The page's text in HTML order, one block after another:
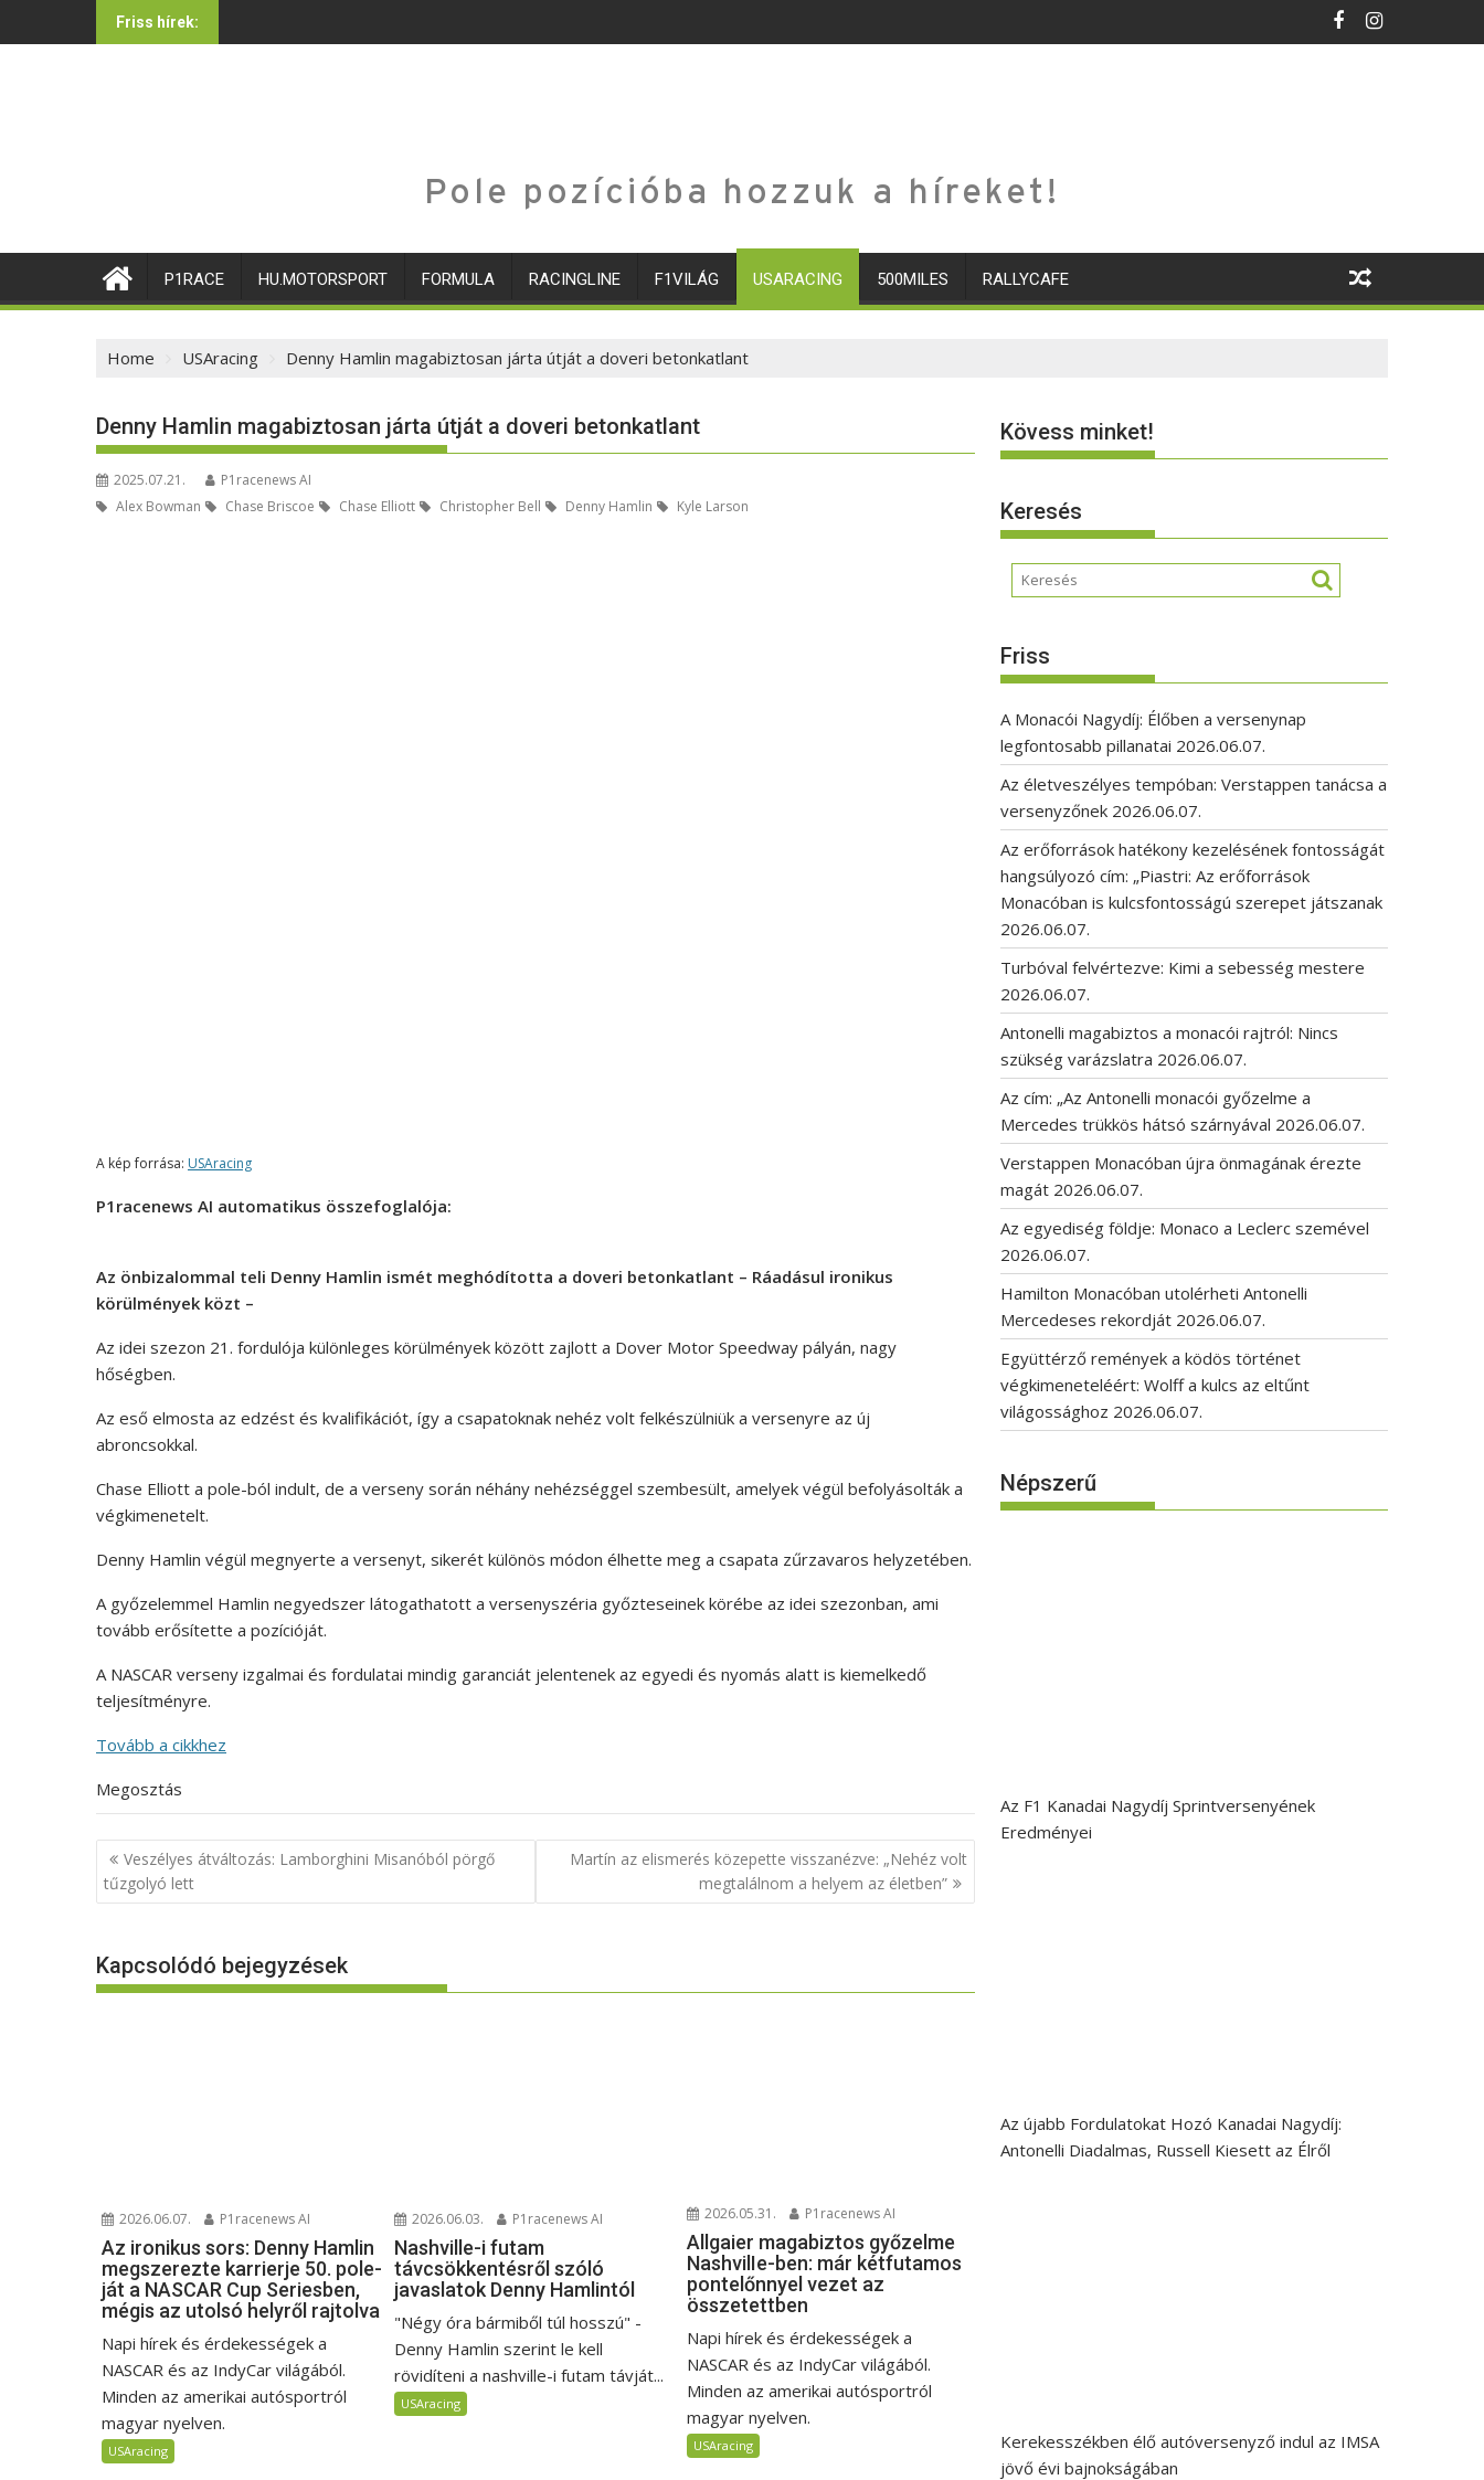
to
Friss hírek:
Pole pozícióba hozzuk a híreket!
P1RACE HU.MOTORSPORT FORMULA RACINGLINE F1VILÁG USARACING 500MILES RALLYCAFE
Home USAracing Denny Hamlin magabiztosan járta útját a doveri betonkatlant
Denny Hamlin magabiztosan járta útját a doveri betonkatlant
2025.07.21.
P1racenews AI
Alex Bowman
Chase Briscoe Chase Elliott Christopher Bell Denny Hamlin Kyle Larson
A kép forrása: USAracing
P1racenews AI automatikus összefoglalója:
Az önbizalommal teli Denny Hamlin ismét meghódította a doveri betonkatlant – Ráadásul ironikus
körülmények közt –
Az idei szezon 21. fordulója különleges körülmények között zajlott a Dover Motor Speedway pályán, nagy
hőségben.
Az eső elmosta az edzést és kvalifikációt, így a csapatoknak nehéz volt felkészülniük a versenyre az új
abroncsokkal.
Chase Elliott a pole-ból indult, de a verseny során néhány nehézséggel szembesült, amelyek végül befolyásolták a
végkimenetelt.
Denny Hamlin végül megnyerte a versenyt, sikerét különös módon élhette meg a csapata zűrzavaros helyzetében.
A győzelemmel Hamlin negyedszer látogathatott a versenyszéria győzteseinek körébe az idei szezonban, ami
tovább erősítette a pozícióját.
A NASCAR verseny izgalmai és fordulatai mindig garanciát jelentenek az egyedi és nyomás alatt is kiemelkedő
teljesítményre.
Tovább a cikkhez
Megosztás
Bejegyzés
navigáció
Veszélyes átváltozás: Lamborghini Misanóból pörgő
tűzgolyó lett
Martín az elismerés közepette visszanézve: „Nehéz volt
megtalálnom a helyem az életben”
Kapcsolódó bejegyzések
2026.06.07. P1racenews AI
Az ironikus sors: Denny Hamlin
megszerezte karrierje 50. pole-
ját a NASCAR Cup Seriesben,
mégis az utolsó helyről rajtolva
Napi hírek és érdekességek a
NASCAR és az IndyCar világából.
Minden az amerikai autósportról
magyar nyelven.
USAracing
2026.06.03. P1racenews AI
Nashville-i futam
távcsökkentésről szóló
javaslatok Denny Hamlintól
"Négy óra bármiből túl hosszú" -
Denny Hamlin szerint le kell
rövidíteni a nashville-i futam távját...
USAracing
2026.05.31. P1racenews AI
Allgaier magabiztos győzelme
NashvilIe-ben: már kétfutamos
pontelőnnyel vezet az
összetettben
Napi hírek és érdekességek a
NASCAR és az IndyCar világából.
Minden az amerikai autósportról
magyar nyelven.
USAracing
Kövess minket!
Keresés
Friss
A Monacói Nagydíj: Élőben a versenynap
legfontosabb pillanatai 2026.06.07.
Az életveszélyes tempóban: Verstappen tanácsa a
versenyzőnek 2026.06.07.
Az erőforrások hatékony kezelésének fontosságát
hangsúlyozó cím: „Piastri: Az erőforrások
Monacóban is kulcsfontosságú szerepet játszanak
2026.06.07.
Turbóval felvértezve: Kimi a sebesség mestere
2026.06.07.
Antonelli magabiztos a monacói rajtról: Nincs
szükség varázslatra 2026.06.07.
Az cím: „Az Antonelli monacói győzelme a
Mercedes trükkös hátsó szárnyával 2026.06.07.
Verstappen Monacóban újra önmagának érezte
magát 2026.06.07.
Az egyediség földje: Monaco a Leclerc szemével
2026.06.07.
Hamilton Monacóban utolérheti Antonelli
Mercedeses rekordját 2026.06.07.
Együttérző remények a ködös történet
végkimeneteléért: Wolff a kulcs az eltűnt
világossághoz 2026.06.07.
Népszerű
Az F1 Kanadai Nagydíj Sprintversenyének
Eredményei
Az újabb Fordulatokat Hozó Kanadai Nagydíj:
Antonelli Diadalmas, Russell Kiesett az Élről
Kerekesszékben élő autóversenyző indul az IMSA
jövő évi bajnokságában